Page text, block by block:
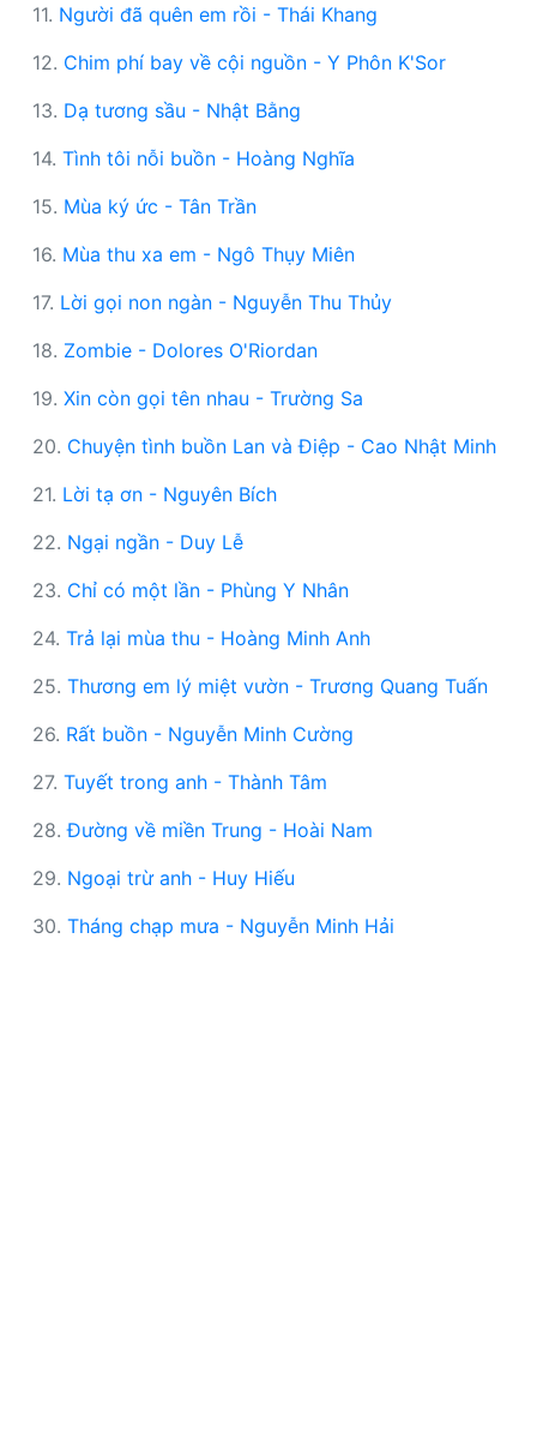
11. Người đã quên em rồi - Thái Khang
12. Chim phí bay về cội nguồn - Y Phôn K'Sor
13. Dạ tương sầu - Nhật Bằng
14. Tình tôi nỗi buồn - Hoàng Nghĩa
15. Mùa ký ức - Tân Trần
16. Mùa thu xa em - Ngô Thụy Miên
17. Lời gọi non ngàn - Nguyễn Thu Thủy
18. Zombie - Dolores O'Riordan
19. Xin còn gọi tên nhau - Trường Sa
20. Chuyện tình buồn Lan và Điệp - Cao Nhật Minh
21. Lời tạ ơn - Nguyên Bích
22. Ngại ngần - Duy Lễ
23. Chỉ có một lần - Phùng Y Nhân
24. Trả lại mùa thu - Hoàng Minh Anh
25. Thương em lý miệt vườn - Trương Quang Tuấn
26. Rất buồn - Nguyễn Minh Cường
27. Tuyết trong anh - Thành Tâm
28.Đường về miền Trung - Hoài Nam
29. Ngoại trừ anh - Huy Hiếu
30. Tháng chạp mưa - Nguyễn Minh Hải